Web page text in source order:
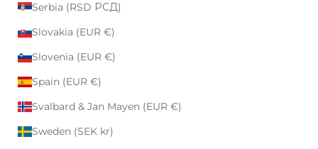
Serbia (RSD РСД)
Slovakia (EUR €)
Slovenia (EUR €)
Spain (EUR €)
Svalbard & Jan Mayen (EUR €)
Sweden (SEK kr)